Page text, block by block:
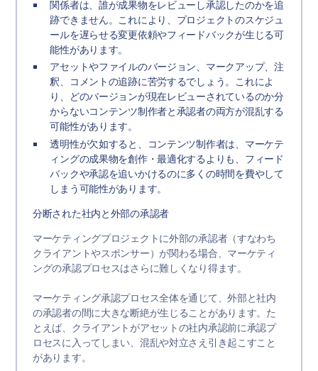
関係者は、誰が成果物をレビューし承認したのかを追
跡できません。これにより、プロジェクトのスケジュ
ールを遅らせる変更依頼やフィードバックが生じる可
能性があります。
アセットやファイルのバージョン、マークアップ、注
釈、コメントの追跡に苦労するでしょう。これによ
り、どのバージョンが現在レビューされているのか分
からないコンテンツ制作者と承認者の両方が混乱する
可能性があります。
透明性が欠如すると、コンテンツ制作者は、マーケテ
ィングの成果物を創作・最適化するよりも、フィード
バックや承認を追いかけるのに多くの時間を費やして
しまう可能性があります。
分断された社内と外部の承認者
マーケティングプロジェクトに外部の承認者（すなわち
クライアントやスポンサー）が関わる場合、マーケティ
ングの承認プロセスはさらに難しくなり得ます。
マーケティング承認プロセス全体を通じて、外部と社内
の承認者の間に大きな断絶が生じることがあります。た
とえば、クライアントがアセットの社内承認前に承認プ
ロセスに入ってしまい、混乱や対立さえ引き起こすこと
があります。